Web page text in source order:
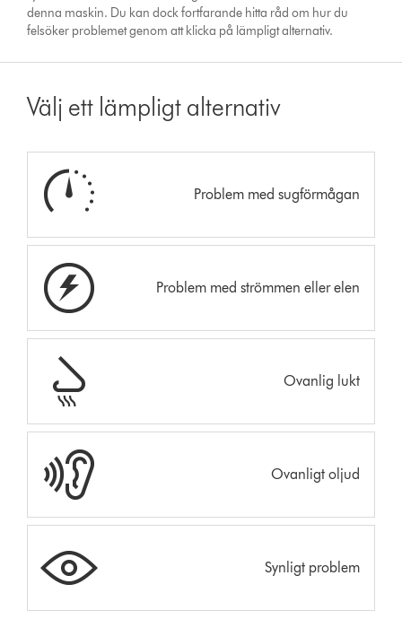
denna maskin. Du kan dock fortfarande hitta råd om hur du
felsöker problemet genom att klicka på lämpligt alternativ.
Välj ett lämpligt alternativ
Problem med sugförmågan
Problem med strömmen eller elen
Ovanlig lukt
Ovanligt oljud
Synligt problem